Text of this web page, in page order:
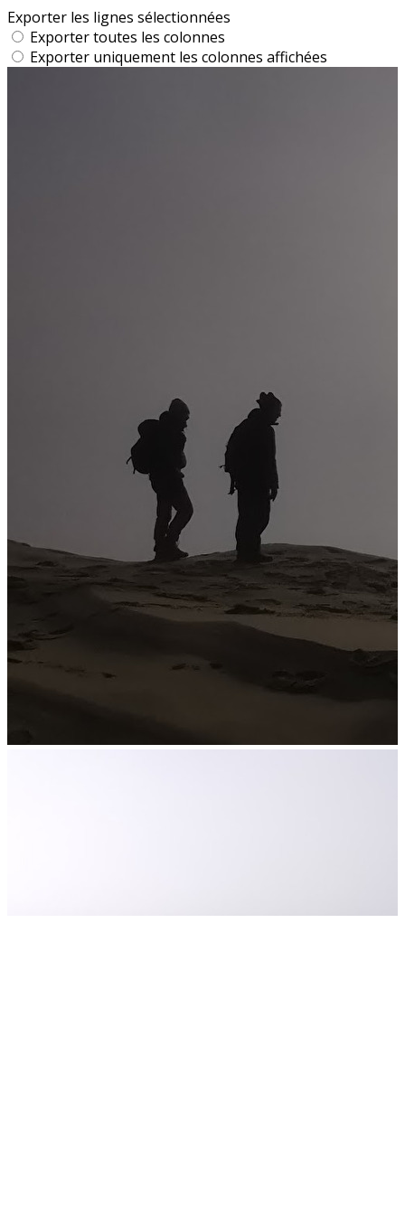
Exporter les lignes sélectionnées
Exporter toutes les colonnes
Exporter uniquement les colonnes affichées